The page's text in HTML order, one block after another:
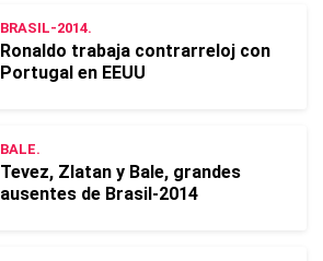
BRASIL-2014.
Ronaldo trabaja contrarreloj con
Portugal en EEUU
BALE.
Tevez, Zlatan y Bale, grandes
ausentes de Brasil-2014